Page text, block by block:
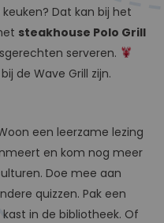
Dat kan bij het
steakhouse Polo Grill
serveren.
de Wave Grill zijn.
een leerzame lezing
en kom nog meer
Doe mee aan
quizzen. Pak een
in de bibliotheek. Of